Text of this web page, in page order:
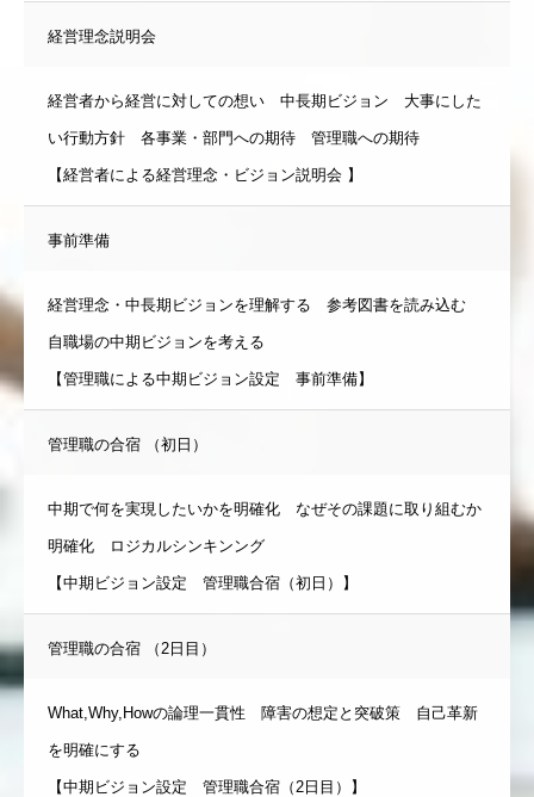
経営理念説明会
経営者から経営に対しての想い 中長期ビジョン 大事にした
い行動方針 各事業・部門への期待 管理職への期待
【経営者による経営理念・ビジョン説明会 】
事前準備
経営理念・中長期ビジョンを理解する 参考図書を読み込む
自職場の中期ビジョンを考える
【管理職による中期ビジョン設定 事前準備】
管理職の合宿 （初日）
中期で何を実現したいかを明確化 なぜその課題に取り組むか
明確化 ロジカルシンキンング
【中期ビジョン設定 管理職合宿（初日）】
管理職の合宿 （2日目）
What,Why,Howの論理一貫性 障害の想定と突破策 自己革新
を明確にする
【中期ビジョン設定 管理職合宿（2日目）】